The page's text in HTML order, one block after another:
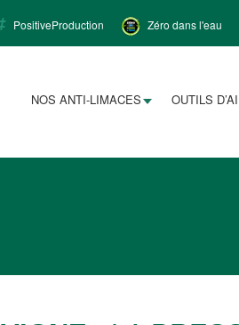
PositiveProduction Zéro dans l'eau
NOS ANTI-LIMACES OUTILS